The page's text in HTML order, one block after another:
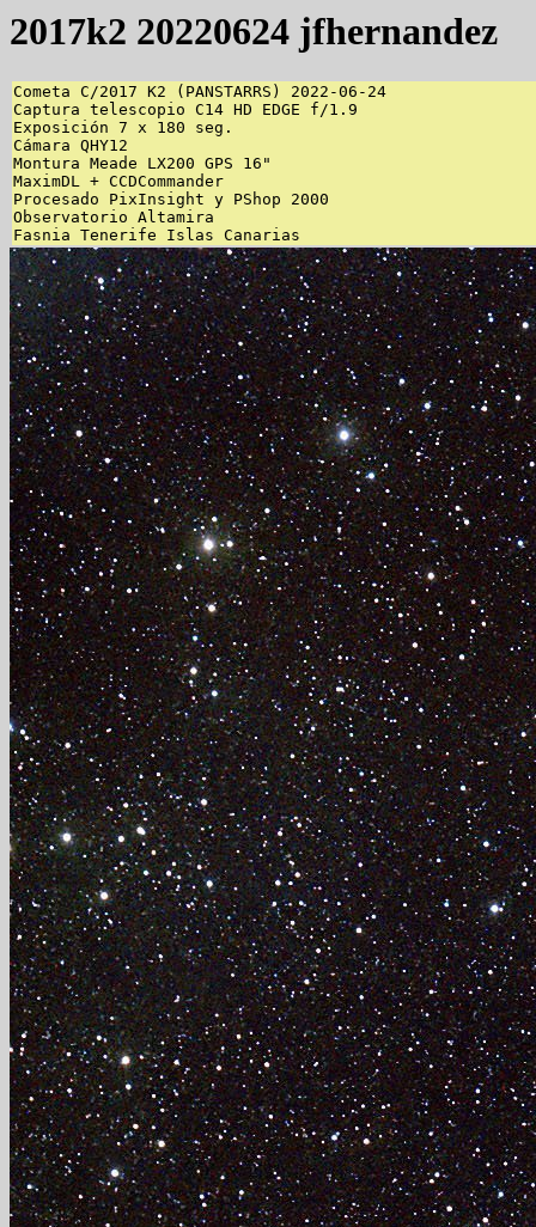
2017k2 20220624 jfhernandez
Cometa C/2017 K2 (PANSTARRS) 2022-06-24
Captura telescopio C14 HD EDGE f/1.9
Exposición 7 x 180 seg.
Cámara QHY12
Montura Meade LX200 GPS 16"
MaximDL + CCDCommander
Procesado PixInsight y PShop 2000
Observatorio Altamira
Fasnia Tenerife Islas Canarias